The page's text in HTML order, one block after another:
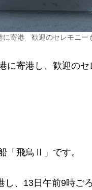
に寄港 歓迎のセレモニー
寄港し、歓迎のセ
「飛鳥Ⅱ」です。
、13日午前9時ご